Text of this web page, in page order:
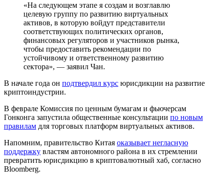
«На следующем этапе я создам и возглавлю
целевую группу по развитию виртуальных
активов, в которую войдут представители
соответствующих политических органов,
финансовых регуляторов и участников рынка,
чтобы предоставить рекомендации по
устойчивому и ответственному развитию
сектора», — заявил Чан.
В начале года он подтвердил курс юрисдикции на развитие
криптоиндустрии.
В феврале Комиссия по ценным бумагам и фьючерсам
Гонконга запустила общественные консультации по новым
правилам для торговых платформ виртуальных активов.
Напомним, правительство Китая оказывает негласную
поддержку властям автономного района в их стремлении
превратить юрисдикцию в криптовалютный хаб, согласно
Bloomberg.